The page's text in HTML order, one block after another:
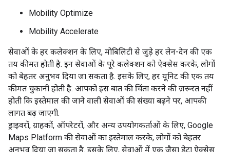
Mobility Optimize
Mobility Accelerate
सेवाओं के हर कलेक्शन के लिए, मोबिलिटी से जुड़े हर लेन-देन की एक
तय कीमत होती है. इन सेवाओं के पूरे कलेक्शन को ऐक्सेस करके, लोगों
को बेहतर अनुभव दिया जा सकता है. इसके लिए, हर यूनिट की एक तय
कीमत चुकानी होती है. आपको इस बात की चिंता करने की ज़रूरत नहीं
होती कि इस्तेमाल की जाने वाली सेवाओं की संख्या बढ़ने पर, आपकी
लागत बढ़ जाएगी.
ड्राइवरों, ग्राहकों, ऑपरेटरों, और अन्य उपयोगकर्ताओं के लिए, Google
Maps Platform की सेवाओं का इस्तेमाल करके, लोगों को बेहतर
अनुभव दिया जा सकता है. इसके लिए, सेवाओं में एक जैसा डेटा ऐक्सेस